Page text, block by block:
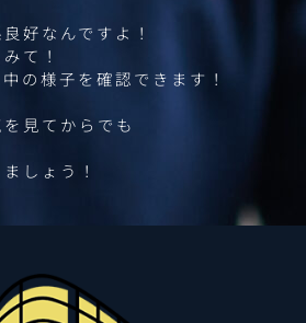
好なんですよ！
て！
の様子を確認できます！
見てからでも
しょう！